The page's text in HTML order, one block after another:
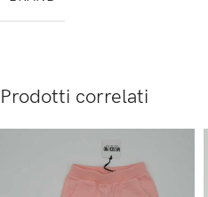
Prodotti correlati